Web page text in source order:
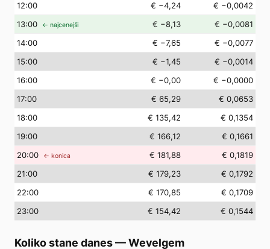
12:00 € −4,24
€ −0,0042
13:00 ← najcenejši € −8,13
€ −0,0081
14:00 € −7,65
€ −0,0077
15:00 € −1,45
€ −0,0014
16:00 € −0,00
€ −0,0000
17:00 € 65,29
€ 0,0653
18:00 € 135,42
€ 0,1354
19:00 € 166,12
€ 0,1661
20:00 ← konica € 181,88
€ 0,1819
21:00 € 179,23
€ 0,1792
22:00 € 170,85
€ 0,1709
23:00 € 154,42 € 0,1544
Koliko stane danes—Wevelgem